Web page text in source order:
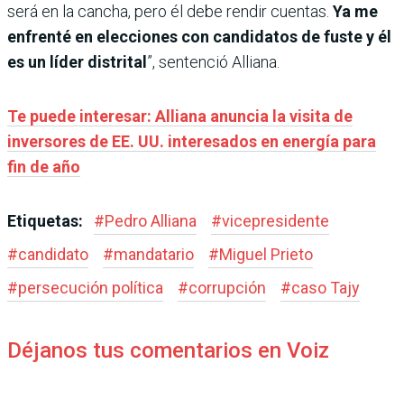
será en la cancha, pero él debe rendir cuentas. Ya me
enfrenté en elecciones con candidatos de fuste y él
es un líder distrital”, sentenció Alliana.
Te puede interesar: Alliana anuncia la visita de
inversores de EE. UU. interesados en energía para
fin de año
Etiquetas: #Pedro Alliana #vicepresidente
#candidato #mandatario #Miguel Prieto
#persecución política #corrupción #caso Tajy
Déjanos tus comentarios en Voiz